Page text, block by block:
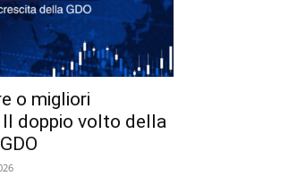
o migliori
doppio volto della